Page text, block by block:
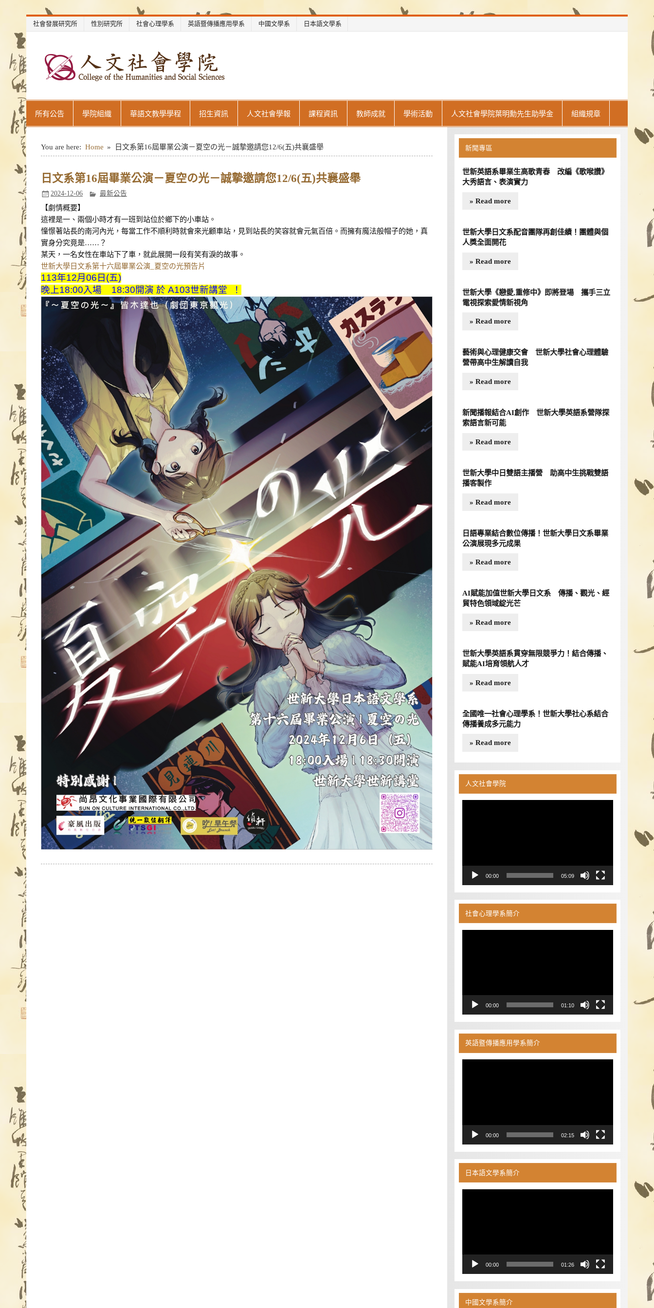
content
社會發展研究所 性別研究所 社會心理學系 英語暨傳播應用學系 中國文學系 日本語文學系
所有公告 學院組織 華語文教學學程 招生資訊 人文社會學報 課程資訊 教師成就 學術活動 人文社會學院葉明勳先生助學金 組織規章
You are here: Home 日文系第16屆畢業公演－夏空の光－誠摯邀請您12/6(五)共襄盛舉
日文系第16屆畢業公演－夏空の光－誠摯邀請您12/6(五)共襄盛舉
2024-12-06 最新公告
【劇情概要】
這裡是一、兩個小時才有一班到站位於鄉下的小車站。
憧憬著站長的南河內光，每當工作不順利時就會來光顧車站，見到站長的笑容就會元氣百倍。而擁有魔法般帽子的她，真
實身分究竟是……？
某天，一名女性在車站下了車，就此展開一段有笑有淚的故事。
世新大學日文系第十六屆畢業公演_夏空の光預告片
113年12月06日(五)
晚上18:00入場 18:30開演 於 A103世新講堂 ！
新聞專區
世新英語系畢業生高歌青春 改編《歌喉讚》
大秀語言、表演實力
» Read more
世新大學日文系配音團隊再創佳績！團體與個
人獎全面開花
» Read more
世新大學《戀愛,重修中》即將登場 攜手三立
電視探索愛情新視角
» Read more
藝術與心理健康交會 世新大學社會心理體驗
營帶高中生解讀自我
» Read more
新聞播報結合AI創作 世新大學英語系營隊探
索語言新可能
» Read more
世新大學中日雙語主播營 助高中生挑戰雙語
播客製作
» Read more
日語專業結合數位傳播！世新大學日文系畢業
公演展現多元成果
» Read more
AI賦能加值世新大學日文系 傳播、觀光、經
貿特色領域綻光芒
» Read more
世新大學英語系貫穿無限競爭力！結合傳播、
賦能AI培育領航人才
» Read more
全國唯一社會心理學系！世新大學社心系結合
傳播養成多元能力
» Read more
人文社會學院
00:00 05:09
社會心理學系簡介
00:00 01:10
英語暨傳播應用學系簡介
00:00 02:15
日本語文學系簡介
00:00 01:26
中國文學系簡介